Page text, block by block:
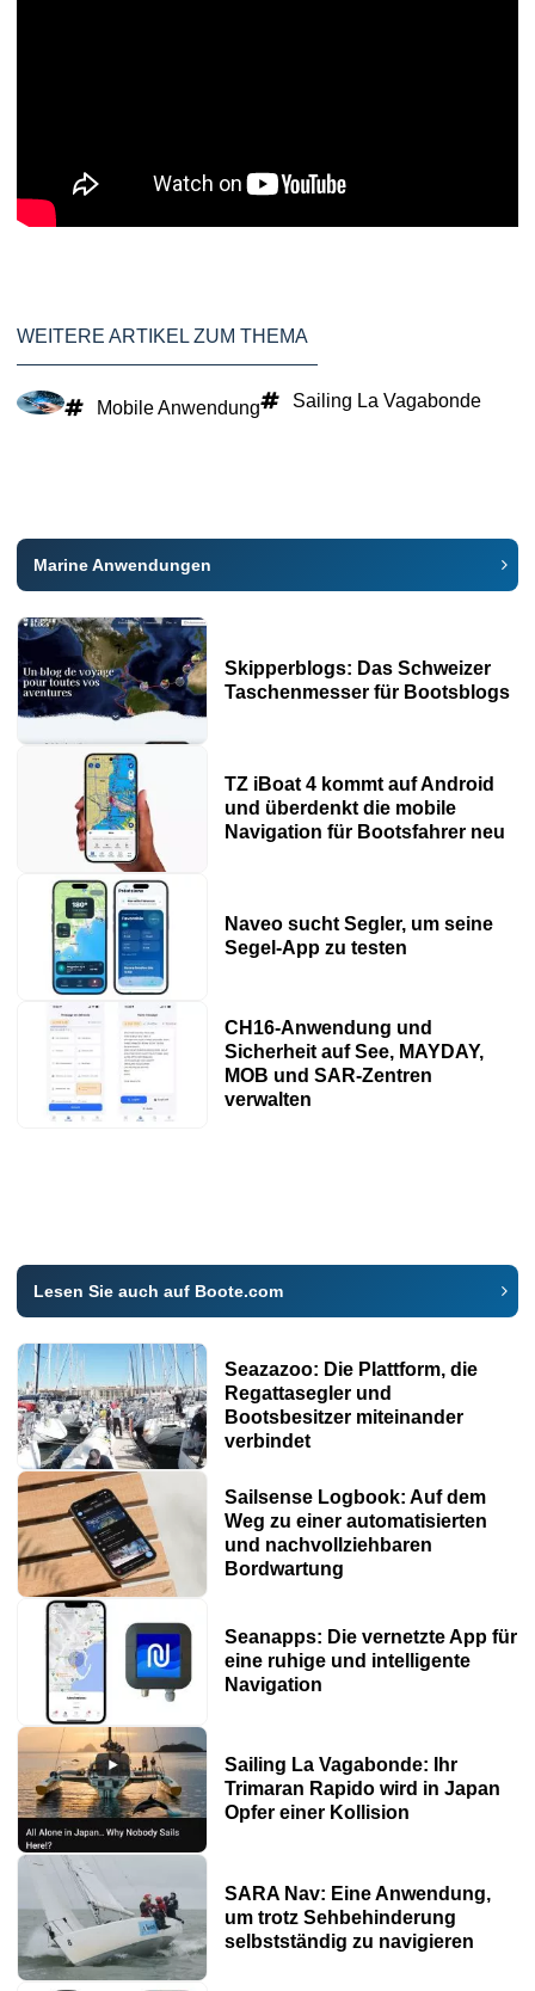
WEITERE ARTIKEL ZUM THEMA
Mobile Anwendung Sailing La Vagabonde
Marine Anwendungen
Skipperblogs: Das Schweizer
Taschenmesser für Bootsblogs
TZ iBoat 4 kommt auf Android
und überdenkt die mobile
Navigation für Bootsfahrer neu
Naveo sucht Segler, um seine
Segel-App zu testen
CH16-Anwendung und
Sicherheit auf See, MAYDAY,
MOB und SAR-Zentren
verwalten
Lesen Sie auch auf Boote.com
Seazazoo: Die Plattform, die
Regattasegler und
Bootsbesitzer miteinander
verbindet
Sailsense Logbook: Auf dem
Weg zu einer automatisierten
und nachvollziehbaren
Bordwartung
Seanapps: Die vernetzte App für
eine ruhige und intelligente
Navigation
Sailing La Vagabonde: Ihr
Trimaran Rapido wird in Japan
Opfer einer Kollision
SARA Nav: Eine Anwendung,
um trotz Sehbehinderung
selbstständig zu navigieren